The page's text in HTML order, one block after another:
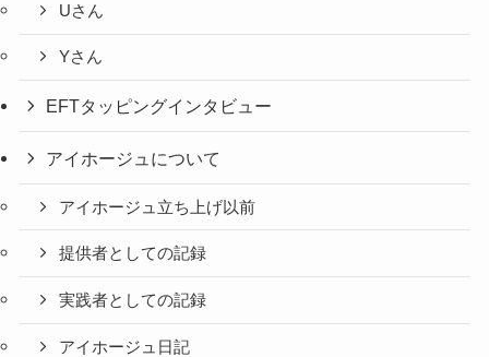
Uさん
Yさん
EFTタッピングインタビュー
アイホージュについて
アイホージュ立ち上げ以前
提供者としての記録
実践者としての記録
アイホージュ日記